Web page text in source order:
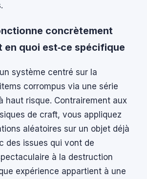
concrètement
en quoi est‑ce spécifique
système centré sur la
corrompus via une série
haut risque. Contrairement aux
de craft, vous appliquez
aléatoires sur un objet déjà
des issues qui vont de
à la destruction
expérience appartient à une